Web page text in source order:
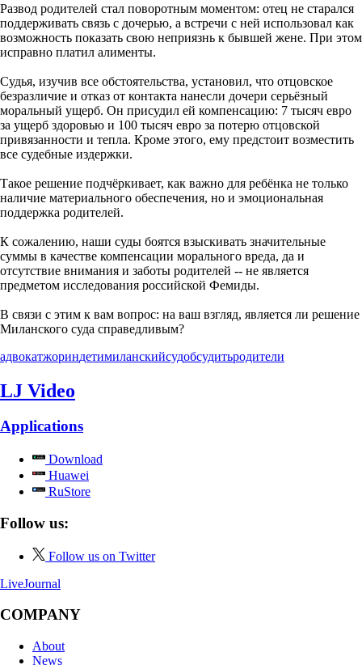
Развод родителей стал поворотным моментом: отец не старался
поддерживать связь с дочерью, а встречи с ней использовал как
возможность показать свою неприязнь к бывшей жене. При этом
исправно платил алименты.
Судья, изучив все обстоятельства, установил, что отцовское
безразличие и отказ от контакта нанесли дочери серьёзный
моральный ущерб. Он присудил ей компенсацию: 7 тысяч евро
за ущерб здоровью и 100 тысяч евро за потерю отцовской
привязанности и тепла. Кроме этого, ему предстоит возместить
все судебные издержки.
Такое решение подчёркивает, как важно для ребёнка не только
наличие материального обеспечения, но и эмоциональная
поддержка родителей.
К сожалению, наши суды боятся взыскивать значительные
суммы в качестве компенсации морального вреда, да и
отсутствие внимания и заботы родителей -- не является
предметом исследования российской Фемиды.
В связи с этим к вам вопрос: на ваш взгляд, является ли решение
Миланского суда справедливым?
адвокатжориндетимиланскийсудобсудитьродители
LJ Video
Applications
Download
Huawei
RuStore
Follow us:
Follow us on Twitter
LiveJournal
COMPANY
About
News